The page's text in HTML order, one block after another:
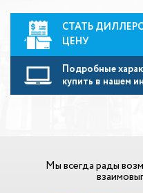
СТАТЬ
ЦЕНУ
Подробные
купить в нашем
Мы всегда рады